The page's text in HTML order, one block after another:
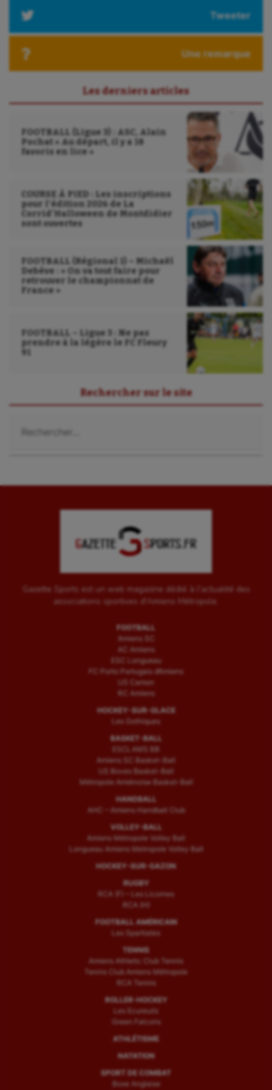
Patinage artistique
Pétanque
Randonnée / Marche
Sarbacane
Sauvetage sportif
Sport handicap
Sport santé
Sport-santé
Triathlon
Ultimate frisbee
Voile
Wakeboard
Tweeter
Une remarque
Les derniers articles
FOOTBALL (Ligue 3) : ASC, Alain
Pochat « Au départ, il y a 18
favoris en lice »
COURSE À PIED : Les inscriptions
pour l’édition 2026 de La
Corrid’Halloween de Montdidier
sont ouvertes
FOOTBALL (Régional 1) – Michaël
Debève : « On va tout faire pour
retrouver le championnat de
France »
FOOTBALL – Ligue 3 : Ne pas
prendre à la légère le FC Fleury
91
Rechercher sur le site
Gazette Sports est un web magazine dédié à l'actualité des
associations sportives d'Amiens Métropole.
FOOTBALL
Amiens SC
AC Amiens
ESC Longueau
FC Porto Portugais d’Amiens
US Camon
RC Amiens
HOCKEY-SUR-GLACE
Les Gothiques
BASKET-BALL
ESCLAMS BB
Amiens SC Basket-Ball
US Boves Basket-Ball
Métropole Amiénoise Basket-Ball
HANDBALL
AHC – Amiens Handball Club
VOLLEY-BALL
Amiens Métropole Volley Ball
Longueau Amiens Metropole Volley Ball
HOCKEY-SUR-GAZON
RUGBY
RCA (F) – Les Licornes
RCA (H)
FOOTBALL AMÉRICAIN
Les Spartiates
TENNIS
Amiens Athletic Club Tennis
Tennis Club Amiens Métropole
RCA Tennis
ROLLER-HOCKEY
Les Ecureuils
Green Falcons
ATHLÉTISME
NATATION
SPORT DE COMBAT
Boxe Anglaise